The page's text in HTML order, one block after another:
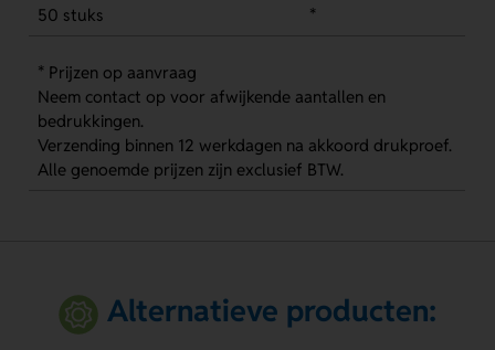
50 stuks *
* Prijzen op aanvraag
Neem contact op voor afwijkende aantallen en
bedrukkingen.
Verzending binnen 12 werkdagen na akkoord drukproef.
Alle genoemde prijzen zijn exclusief BTW.
Alternatieve producten: